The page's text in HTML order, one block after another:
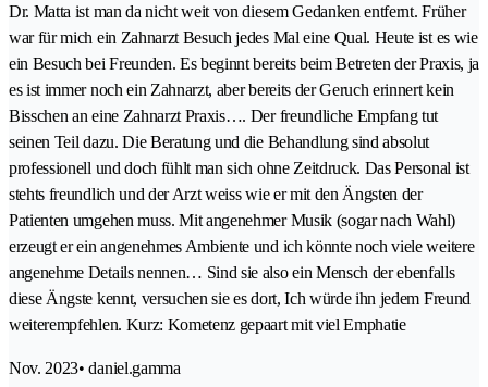
Dr. Matta ist man da nicht weit von diesem Gedanken entfernt. Früher
war für mich ein Zahnarzt Besuch jedes Mal eine Qual. Heute ist es wie
ein Besuch bei Freunden. Es beginnt bereits beim Betreten der Praxis, ja
es ist immer noch ein Zahnarzt, aber bereits der Geruch erinnert kein
Bisschen an eine Zahnarzt Praxis…. Der freundliche Empfang tut
seinen Teil dazu. Die Beratung und die Behandlung sind absolut
professionell und doch fühlt man sich ohne Zeitdruck. Das Personal ist
stehts freundlich und der Arzt weiss wie er mit den Ängsten der
Patienten umgehen muss. Mit angenehmer Musik (sogar nach Wahl)
erzeugt er ein angenehmes Ambiente und ich könnte noch viele weitere
angenehme Details nennen… Sind sie also ein Mensch der ebenfalls
diese Ängste kennt, versuchen sie es dort, Ich würde ihn jedem Freund
weiterempfehlen. Kurz: Kometenz gepaart mit viel Emphatie
Nov. 2023• daniel.gamma